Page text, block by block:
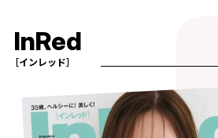
InRed
［インレッド］